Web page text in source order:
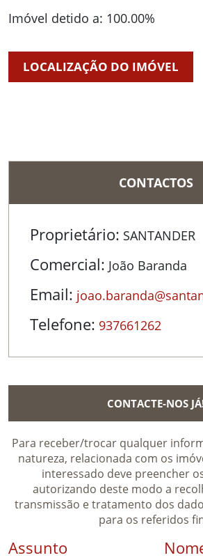
Imóvel detido a: 100.00%
LOCALIZAÇÃO DO IMÓVEL
CONTACTOS
Proprietário: SANTANDER
Comercial: João Baranda
Email:
Telefone: 937661262
CONTACTE-NOS
Para receber/trocar qualquer
natureza, relacionada com os
interessado deve preencher
autorizando deste modo a
transmissão e tratamento dos
para os referidos
Formulário de contacto
Assunto